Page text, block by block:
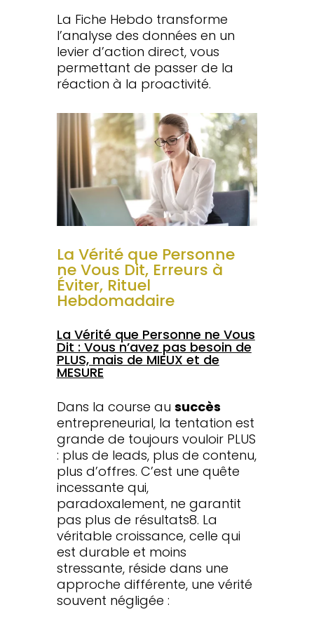
La Fiche Hebdo transforme
l’analyse des données en un
levier d’action direct, vous
permettant de passer de la
réaction à la proactivité.
La Vérité que Personne
ne Vous Dit, Erreurs à
Éviter, Rituel
Hebdomadaire
La Vérité que Personne ne Vous
Dit : Vous n’avez pas besoin de
PLUS, mais de MIEUX et de
MESURE
Dans la course au succès
entrepreneurial, la tentation est
grande de toujours vouloir PLUS
: plus de leads, plus de contenu,
plus d’offres. C’est une quête
incessante qui,
paradoxalement, ne garantit
pas plus de résultats8. La
véritable croissance, celle qui
est durable et moins
stressante, réside dans une
approche différente, une vérité
souvent négligée :